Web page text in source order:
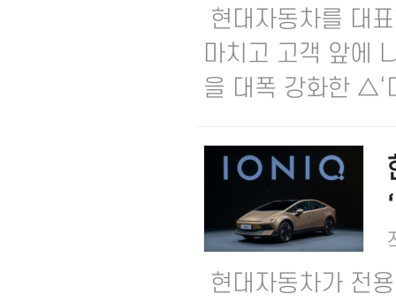
현대자동차를 대
마치고 고객 앞에
을 대폭 강화한
현대자동차가 전